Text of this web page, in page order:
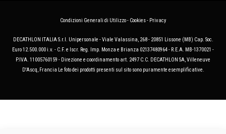
Condizioni Generali di Utilizzo- Cookies- Privacy
DECATHLON ITALIA S.r.l. Unipersonale - Viale Valassina, 268 - 20851 Lissone (MB) Cap. Soc.
Euro 12.500.000 i.v. - C.F. e Iscr. Reg. Imp. Monza e Brianza 02137480964 - R.E.A. MB-1370021 -
P.IVA. 11005760159 - Direzione e coordinamento art. 2497 C.C. DECATHLON SA, Villeneuve
D'Ascq, Francia Le foto dei prodotti presenti sul sito sono puramente esemplificative.